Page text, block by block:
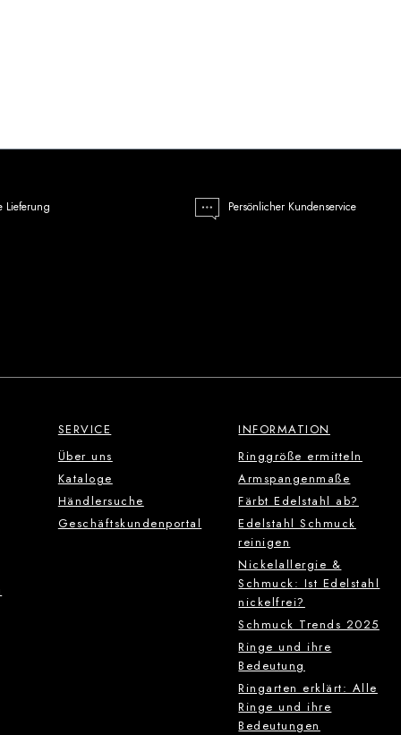
Lieferung Persönlicher Kundenservice
SERVICE
Über uns
Kataloge
Händlersuche
Geschäftskundenportal
INFORMATION
Ringgröße ermitteln
Armspangenmaße
Färbt Edelstahl ab?
Edelstahl Schmuck
reinigen
Nickelallergie &
Schmuck: Ist Edelstahl
nickelfrei?
Schmuck Trends 2025
Ringe und ihre
Bedeutung
Ringarten erklärt: Alle
Ringe und ihre
Bedeutungen